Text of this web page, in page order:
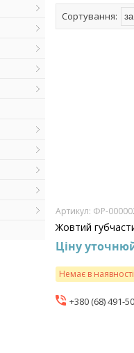
ФР-
Жовтий
Ціну
Немає в наявності
+380 (68) 491-